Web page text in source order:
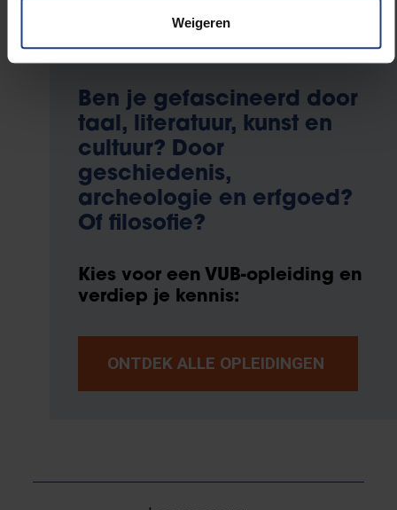
Weigeren
Ben je gefascineerd door
taal, literatuur, kunst en
cultuur? Door
geschiedenis,
archeologie en erfgoed?
Of filosofie?
Kies voor een VUB-opleiding en
verdiep je kennis:
ONTDEK ALLE OPLEIDINGEN